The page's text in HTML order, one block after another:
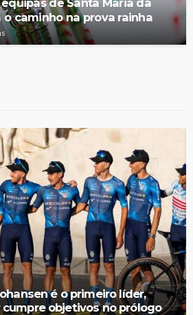
o caminho na prova rainha
é o primeiro líder,
objetivos no prólogo